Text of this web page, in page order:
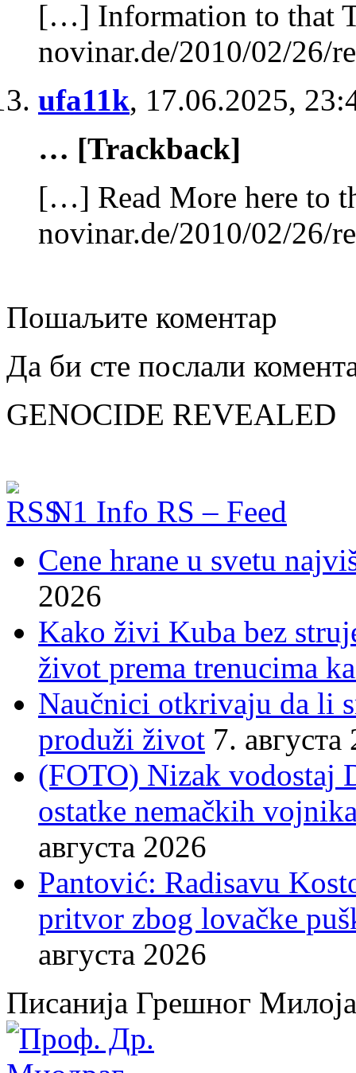
[…] Information to that
novinar.de/2010/02/
ufa11k, 17.06.2025,
… [Trackback]
[…] Read More here to
novinar.de/2010/02/
Пошаљите коментар
Да би сте послали
GENOCIDE REVEALED
N1 Info RS – Feed
Cene hrane u svetu
2026
Kako živi Kuba bez
život prema trenucima
Naučnici otkrivaju da li
produži život 7. августа
(FOTO) Nizak vodostaj
ostatke nemačkih
августа 2026
Pantović: Radisavu
pritvor zbog lovačke
августа 2026
Писанија Грешног Милоја